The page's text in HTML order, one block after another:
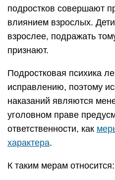
подростков совершают
влиянием взрослых.
взрослее, подражать
признают.
Подростковая психика
исправлению, поэтому
наказаний являются
уголовном праве
ответственности, как
характера.
К таким мерам относится: